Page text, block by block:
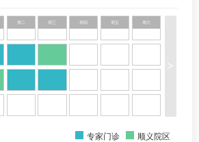
高，术后并发症少，手术疗效好，深
评和信任。
周三 周四 周五 周六
>
专家门诊 顺义院区